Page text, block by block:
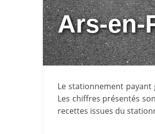
Ars-en-
Le stationnement
Les chiffres présentés
recettes issues du